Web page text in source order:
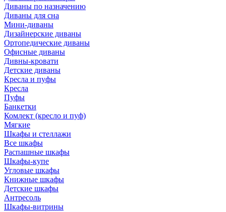
Диваны по назначению
Диваны для сна
Мини-диваны
Дизайнерские диваны
Ортопедические диваны
Офисные диваны
Дивны-кровати
Детские диваны
Кресла и пуфы
Кресла
Пуфы
Банкетки
Комлект (кресло и пуф)
Мягкие
Шкафы и стеллажи
Все шкафы
Распашные шкафы
Шкафы-купе
Угловые шкафы
Книжные шкафы
Детские шкафы
Антресоль
Шкафы-витрины